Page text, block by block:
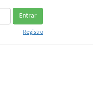
Entrar
Registro